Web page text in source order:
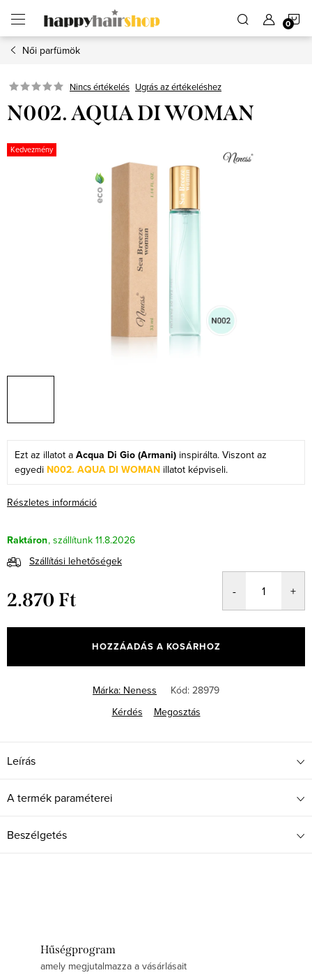
fő
tartalomhozNői parfümök
Nincs értékelés Ugrás az értékeléshez
N002. AQUA DI WOMAN
Kedvezmény
Részletes információ
Raktáron
11.8.2026
Szállítási lehetőségek
2.870 Ft
HOZZÁADÁS A KOSÁRHOZ
Márka: Neness Kód: 28979
Kérdés
Megosztás
Ezt az illatot a Acqua Di Gio (Armani) inspirálta. Viszont az
egyedi N002. AQUA DI WOMAN illatot képviseli.
Leírás
A termék paraméterei
Beszélgetés
Hűségprogram
amely megjutalmazza a vásárlásait